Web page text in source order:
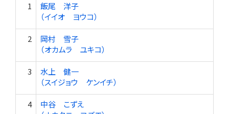
1
飯尾 洋子
（イイオ ヨウコ）
2
岡村 雪子
（オカムラ ユキコ）
3
水上 健一
（スイジョウ ケンイチ）
4
中谷 こずえ